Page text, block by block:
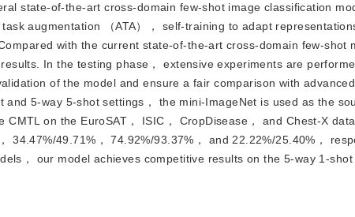
state-of-the-art cross-domain few-shot image classification
augmentation （ATA）， self-training to adapt
with the current state-of-the-art cross-domain few-shot
In the testing phase， extensive experiments are
of the model and ensure a fair comparison with advanced
5-way 5-shot settings， the mini-ImageNet is used as the
on the EuroSAT， ISIC， CropDisease， and Chest-X
34.47%/49.71%， 74.92%/93.37%， and 22.22%/25.40%，
， our model achieves competitive results on the 5-way 1-